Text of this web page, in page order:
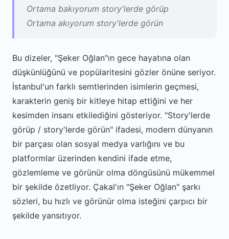
Ortama bakıyorum story'lerde görüp
Ortama akıyorum story'lerde görün
Bu dizeler, "Şeker Oğlan"ın gece hayatına olan
düşkünlüğünü ve popülaritesini gözler önüne seriyor.
İstanbul'un farklı semtlerinden isimlerin geçmesi,
karakterin geniş bir kitleye hitap ettiğini ve her
kesimden insanı etkilediğini gösteriyor. "Story'lerde
görüp / story'lerde görün" ifadesi, modern dünyanın
bir parçası olan sosyal medya varlığını ve bu
platformlar üzerinden kendini ifade etme,
gözlemleme ve görünür olma döngüsünü mükemmel
bir şekilde özetliyor. Çakal'ın "Şeker Oğlan" şarkı
sözleri, bu hızlı ve görünür olma isteğini çarpıcı bir
şekilde yansıtıyor.